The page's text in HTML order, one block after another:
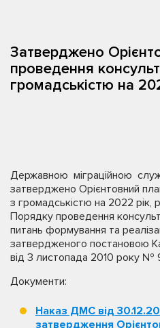
Затверджено
проведення
громадськістю на
Державною міграційною
затверджено Орієнтовний
з громадськістю на 2022 рік,
Порядку проведення
питань формування та
затвердженого постановою
від 3 листопада 2010 року №
Документи:
Наказ ДМС від
затвердження